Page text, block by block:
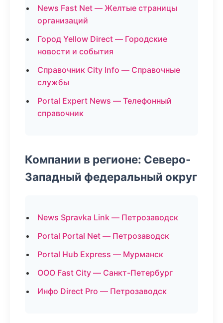
News Fast Net — Желтые страницы
организаций
Город Yellow Direct — Городские
новости и события
Справочник City Info — Справочные
службы
Portal Expert News — Телефонный
справочник
Компании в регионе: Северо-
Западный федеральный округ
News Spravka Link — Петрозаводск
Portal Portal Net — Петрозаводск
Portal Hub Express — Мурманск
ООО Fast City — Санкт-Петербург
Инфо Direct Pro — Петрозаводск